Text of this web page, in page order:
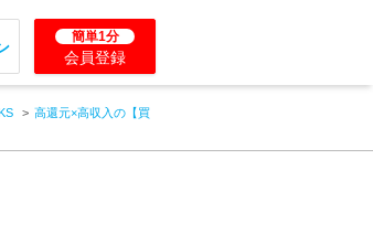
簡単1分
会員登録
高還元×高収入の【買